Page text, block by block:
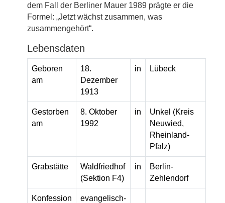
dem Fall der Berliner Mauer 1989 prägte er die
Formel: „Jetzt wächst zusammen, was
zusammengehört“.
Lebensdaten
Geboren
am
18.
Dezember
1913
in Lübeck
Gestorben
am
8. Oktober
1992
in
Unkel (Kreis
Neuwied,
Rheinland-
Pfalz)
Grabstätte
Waldfriedhof
(Sektion F4)
in
Berlin-
Zehlendorf
Konfession
evangelisch-